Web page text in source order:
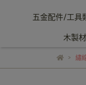
五金配件/工具
木製
繡